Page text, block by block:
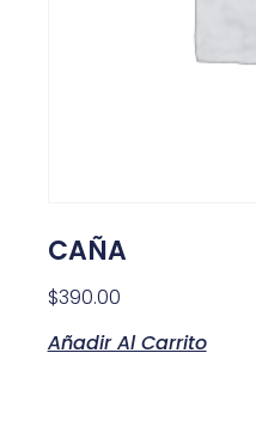
CAÑA
$390.00
Añadir Al Carrito